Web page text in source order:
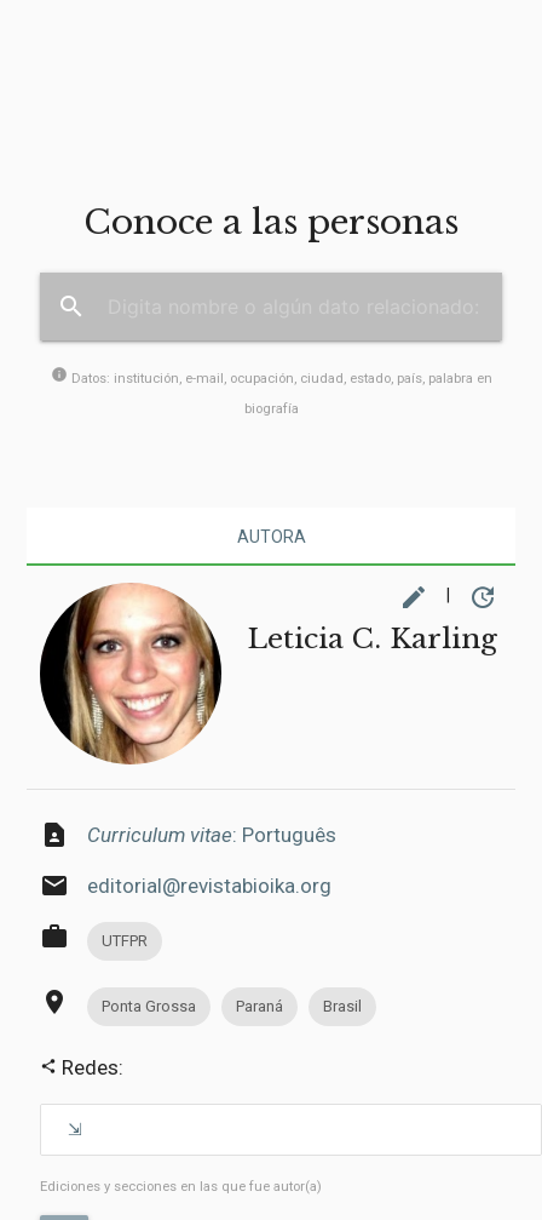
Conoce a las personas
search
info Datos: institución, e-mail, ocupación, ciudad, estado, país, palabra en
biografía
AUTORA
edit update
Leticia C. Karling
contact_page Curriculum vitae: Português
email editorial@revistabioika.org
work UTFPR
place Ponta Grossa Paraná Brasil
share Redes:
Ediciones y secciones en las que fue autor(a)